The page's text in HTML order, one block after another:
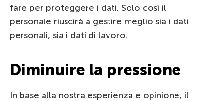
fare per proteggere i dati. Solo così il
personale riuscirà a gestire meglio sia i dati
personali, sia i dati di lavoro.
Diminuire la pressione
In base alla nostra esperienza e opinione, il